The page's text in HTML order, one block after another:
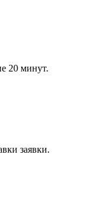
20 минут.
заявки.